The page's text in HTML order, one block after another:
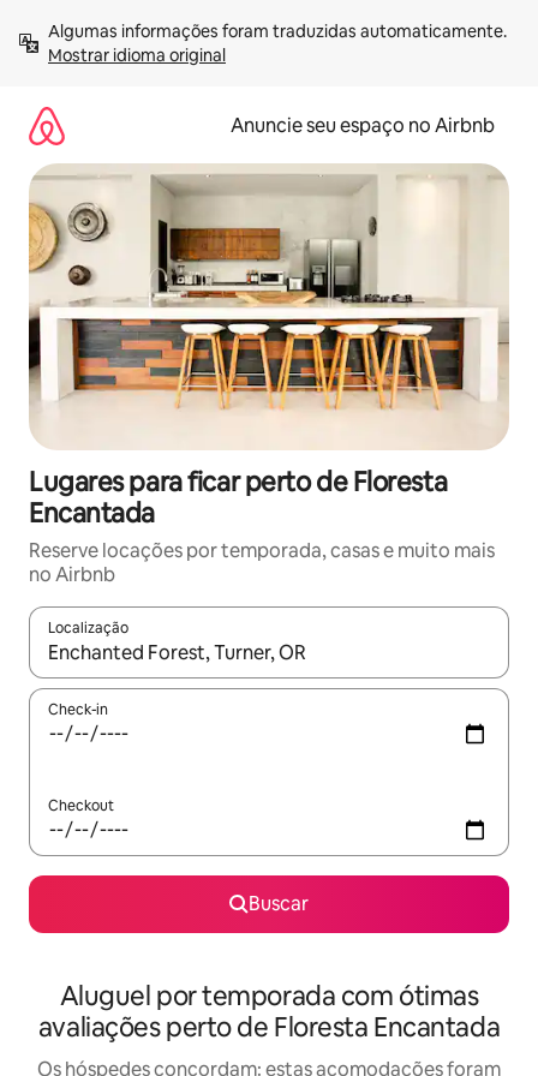
para
Mostrar idioma original
Anuncie seu espaço no Airbnb
Lugares para ficar perto de Floresta
Encantada
Reserve locações por temporada, casas e muito mais
no Airbnb
Localização
Quando os resultados estiverem disponíveis, explore-os
Check-in
Checkout
Buscar
Aluguel por temporada com ótimas
avaliações perto de Floresta Encantada
Os hóspedes concordam: estas acomodações foram